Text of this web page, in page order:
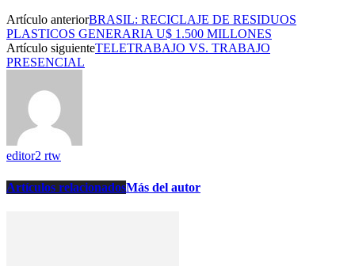
Artículo anteriorBRASIL: RECICLAJE DE RESIDUOS
PLASTICOS GENERARIA U$ 1.500 MILLONES
Artículo siguienteTELETRABAJO VS. TRABAJO
PRESENCIAL
editor2 rtw
Artículos relacionadosMás del autor